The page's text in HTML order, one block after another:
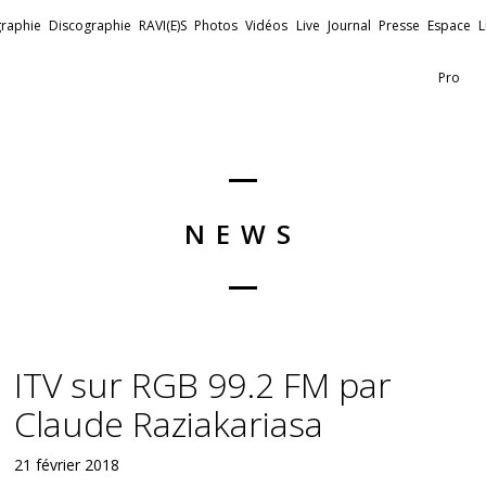
Discographie RAVI(E)S Photos Vidéos Live Journal Presse Espace
Pro
NEWS
ITV sur RGB 99.2 FM par
Claude Raziakariasa
21 février 2018